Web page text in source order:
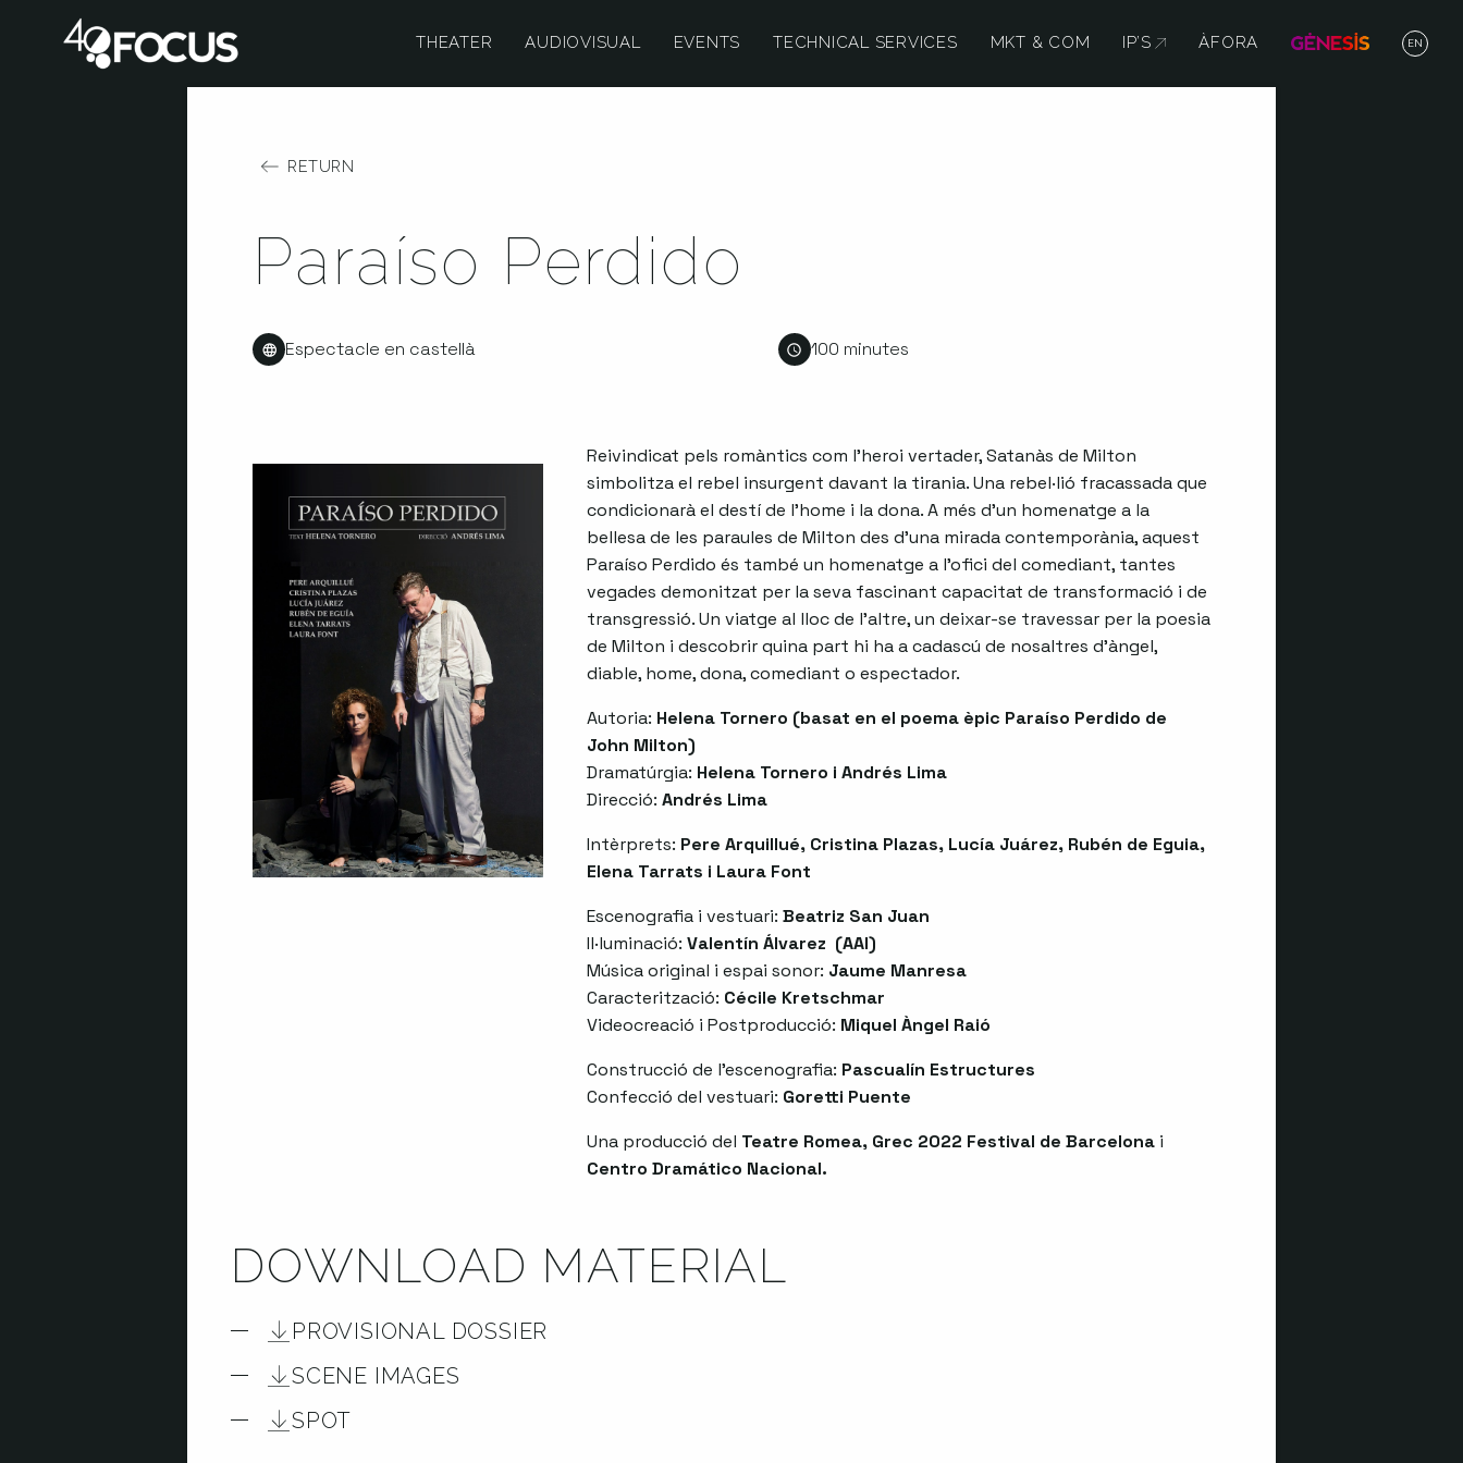
THEATER AUDIOVISUAL EVENTS TECHNICAL SERVICES MKT & COM IP’S ABRE EN NUEVA VENTANA
ÀFORA EN
RETURN
Paraíso Perdido
Espectacle en castellà 100 minutes
Reivindicat pels romàntics com l’heroi vertader, Satanàs de Milton
simbolitza el rebel insurgent davant la tirania. Una rebel·lió fracassada que
condicionarà el destí de l’home i la dona. A més d’un homenatge a la
bellesa de les paraules de Milton des d’una mirada contemporània, aquest
Paraíso Perdido és també un homenatge a l’ofici del comediant, tantes
vegades demonitzat per la seva fascinant capacitat de transformació i de
transgressió. Un viatge al lloc de l’altre, un deixar-se travessar per la poesia
de Milton i descobrir quina part hi ha a cadascú de nosaltres d’àngel,
diable, home, dona, comediant o espectador.
Autoria: Helena Tornero (basat en el poema èpic Paraíso Perdido de
John Milton)
Dramatúrgia: Helena Tornero i Andrés Lima
Direcció: Andrés Lima
Intèrprets: Pere Arquillué, Cristina Plazas, Lucía Juárez, Rubén de Eguia,
Elena Tarrats i Laura Font
Escenografia i vestuari: Beatriz San Juan
Il·luminació: Valentín Álvarez (AAI)
Música original i espai sonor: Jaume Manresa
Caracterització: Cécile Kretschmar
Videocreació i Postproducció: Miquel Àngel Raió
Construcció de l’escenografia: Pascualín Estructures
Confecció del vestuari: Goretti Puente
Una producció del Teatre Romea, Grec 2022 Festival de Barcelonai
Centro Dramático Nacional.
DOWNLOAD MATERIAL
PROVISIONAL DOSSIER
SCENE IMAGES
SPOT